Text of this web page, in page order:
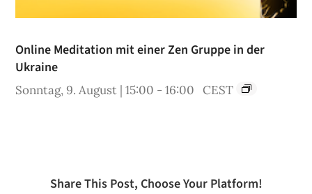
Online Meditation mit einer Zen Gruppe in der
Ukraine
Sonntag, 9. August | 15:00 -16:00 CEST
Share This Post, Choose Your Platform!